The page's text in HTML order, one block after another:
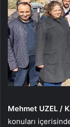
Mehmet UZEL /
konuları